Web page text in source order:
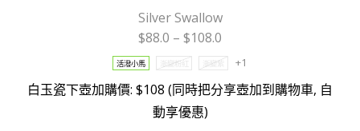
Silver Swallow
$88.0 – $108.0
活潑小馬 漸變粉紅 漸變紫 +1
白玉瓷下壺加購價: $108 (同時把分享壺加到購物車, 自
動享優惠)
This
product
has
multiple